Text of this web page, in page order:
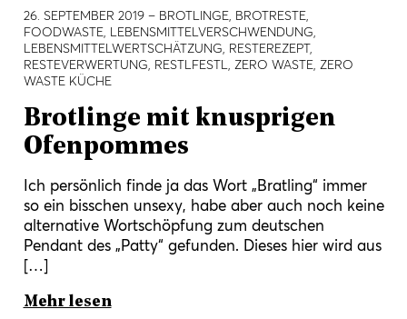
26. SEPTEMBER 2019– BROTLINGE, BROTRESTE,
FOODWASTE, LEBENSMITTELVERSCHWENDUNG,
LEBENSMITTELWERTSCHÄTZUNG, RESTEREZEPT,
RESTEVERWERTUNG, RESTLFESTL, ZERO WASTE, ZERO
WASTE KÜCHE
Brotlinge mit knusprigen
Ofenpommes
Ich persönlich finde ja das Wort „Bratling“ immer
so ein bisschen unsexy, habe aber auch noch keine
alternative Wortschöpfung zum deutschen
Pendant des „Patty“ gefunden. Dieses hier wird aus
[…]
Mehr lesen